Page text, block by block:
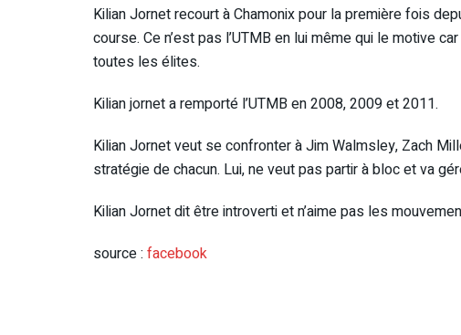
Kilian Jornet recourt à Chamonix pour la première fois
course. Ce n’est pas l’UTMB en lui même qui le motive
toutes les élites.
Kilian jornet a remporté l’UTMB en 2008, 2009 et 2011.
Kilian Jornet veut se confronter à Jim Walmsley, Zach
stratégie de chacun. Lui, ne veut pas partir à bloc et va
Kilian Jornet dit être introverti et n’aime pas les
source : facebook